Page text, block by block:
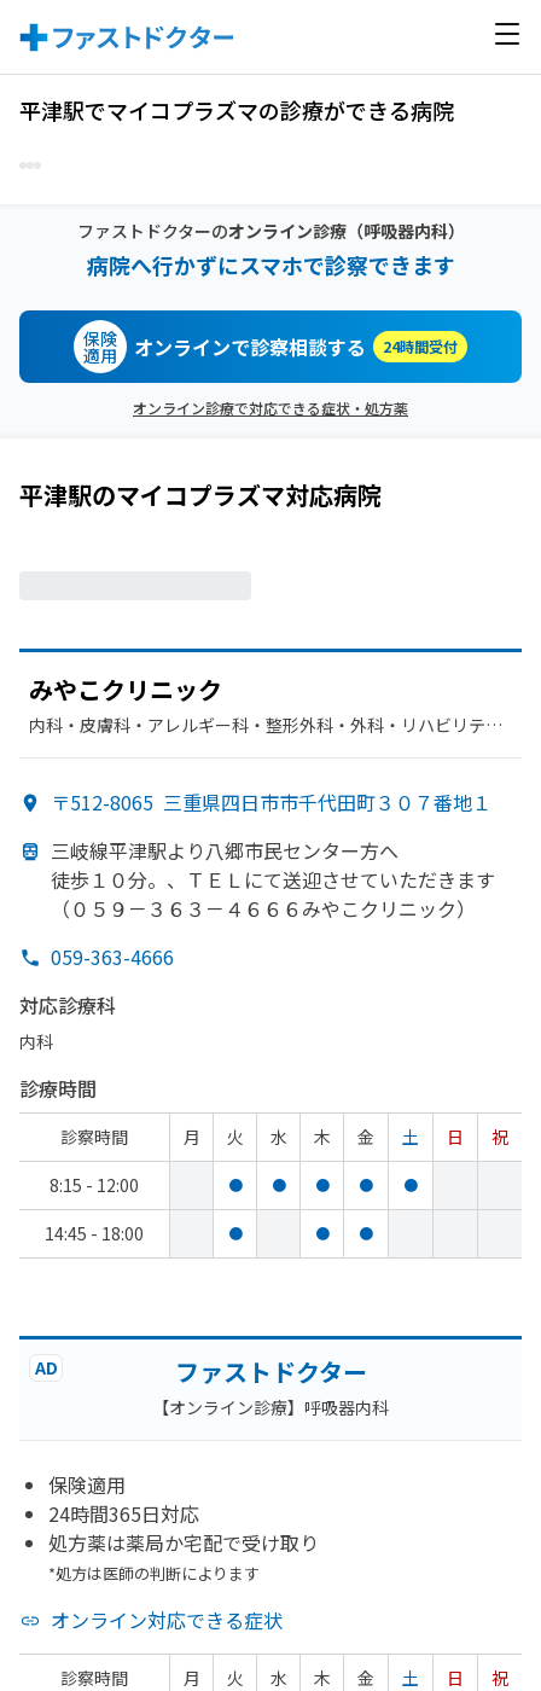
平津駅でマイコプラズマの診療ができる病院
ファストドクターのオンライン診療（呼吸器内科）
病院へ行かずにスマホで診察できます
保険
適用 オンラインで診察相談する 24時間受付
オンライン診療で対応できる症状・処方薬
平津駅のマイコプラズマ対応病院
みやこクリニック
内科・​皮膚科・​アレルギー科・​整形外科・​外科・​リハビリテー
〒512-8065 三重県四日市市千代田町３０７番地１
三岐線平津駅より八郷市民センター方へ
徒歩１０分。、 ＴＥＬにて送迎させていただきます
（０５９－３６３－４６６６みや こクリニック）
059-363-4666
対応診療科
内科
診療時間
診察時間 月 火 水 木 金 土 日
祝
8:15 - 12:00
● ● ● ● ●
14:45 - 18:00 ● ● ●
AD ファストドクター
【オンライン診療】呼吸器内科
保険適用
24時間365日対応
処方薬は薬局か宅配で受け取り
*処方は医師の判断によります
オンライン対応できる症状
診察時間 月 火 水 木 金 土 日
祝